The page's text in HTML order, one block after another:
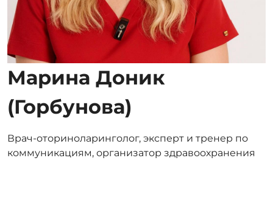
Марина Доник
(Горбунова)
Врач-оториноларинголог, эксперт и тренер по
коммуникациям, организатор здравоохранения